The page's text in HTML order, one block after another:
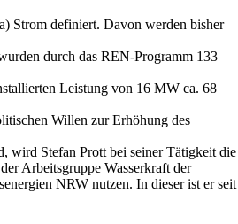
Strom definiert. Davon werden bisher
durch das REN-Programm 133
Leistung von 16 MW ca. 68
Willen zur Erhöhung des
wird Stefan Prott bei seiner Tätigkeit die
Arbeitsgruppe Wasserkraft der
NRW nutzen. In dieser ist er seit